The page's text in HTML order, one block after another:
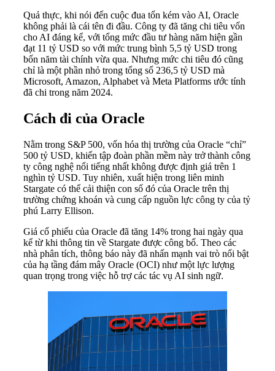
Quả thực, khi nói đến cuộc đua tốn kém vào AI, Oracle
không phải là cái tên đi đầu. Công ty đã tăng chi tiêu vốn
cho AI đáng kể, với tổng mức đầu tư hàng năm hiện gần
đạt 11 tỷ USD so với mức trung bình 5,5 tỷ USD trong
bốn năm tài chính vừa qua. Nhưng mức chi tiêu đó cũng
chỉ là một phần nhỏ trong tổng số 236,5 tỷ USD mà
Microsoft, Amazon, Alphabet và Meta Platforms ước tính
đã chi trong năm 2024.
Cách đi của Oracle
Nằm trong S&P 500, vốn hóa thị trường của Oracle “chỉ”
500 tỷ USD, khiến tập đoàn phần mềm này trở thành công
ty công nghệ nổi tiếng nhất không được định giá trên 1
nghìn tỷ USD. Tuy nhiên, xuất hiện trong liên minh
Stargate có thể cải thiện con số đó của Oracle trên thị
trường chứng khoán và cung cấp nguồn lực công ty của tỷ
phú Larry Ellison.
Giá cổ phiếu của Oracle đã tăng 14% trong hai ngày qua
kể từ khi thông tin về Stargate được công bố. Theo các
nhà phân tích, thông báo này đã nhấn mạnh vai trò nổi bật
của hạ tầng đám mây Oracle (OCI) như một lực lượng
quan trọng trong việc hỗ trợ các tác vụ AI sinh ngữ.